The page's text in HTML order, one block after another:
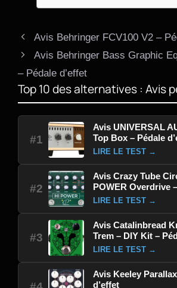
Avis Behringer FCV100 V2 –
Avis Behringer Bass Graphic
– Pédale d’effet
Top 10 des alternatives : Avis
#1
Avis UNIVERSAL
Top Box – Pédale
LIRE LE TEST →
#2
Avis Crazy Tube
POWER Overdrive
LIRE LE TEST →
#3
Avis Catalinbread
Trem – DIY Kit –
LIRE LE TEST →
Avis Keeley
d’effet